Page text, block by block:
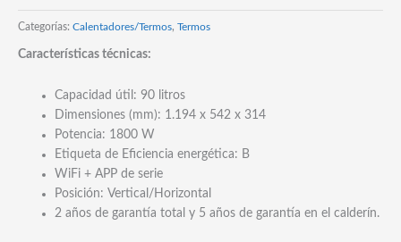
Categorías: Calentadores/Termos, Termos
Características técnicas:
Capacidad útil: 90 litros
Dimensiones (mm): 1.194 x 542 x 314
Potencia: 1800 W
Etiqueta de Eficiencia energética: B
WiFi + APP de serie
Posición: Vertical/Horizontal
2 años de garantía total y 5 años de garantía en el calderín.